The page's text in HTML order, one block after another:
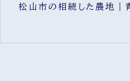
松山市の相続した農地｜